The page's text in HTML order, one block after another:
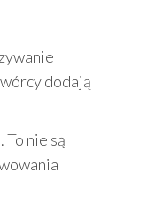
dodają
nie są